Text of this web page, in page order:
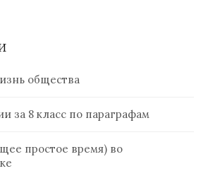
общества
за 8 класс по параграфам
простое время) во